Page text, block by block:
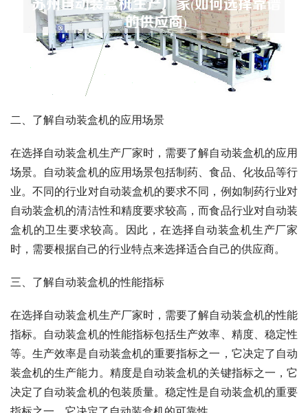
二、了解自动装盒机的应用场景
在选择自动装盒机生产厂家时，需要了解自动装盒机的应用
场景。自动装盒机的应用场景包括制药、食品、化妆品等行
业。不同的行业对自动装盒机的要求不同，例如制药行业对
自动装盒机的清洁性和精度要求较高，而食品行业对自动装
盒机的卫生要求较高。因此，在选择自动装盒机生产厂家
时，需要根据自己的行业特点来选择适合自己的供应商。
三、了解自动装盒机的性能指标
在选择自动装盒机生产厂家时，需要了解自动装盒机的性能
指标。自动装盒机的性能指标包括生产效率、精度、稳定性
等。生产效率是自动装盒机的重要指标之一，它决定了自动
装盒机的生产能力。精度是自动装盒机的关键指标之一，它
决定了自动装盒机的包装质量。稳定性是自动装盒机的重要